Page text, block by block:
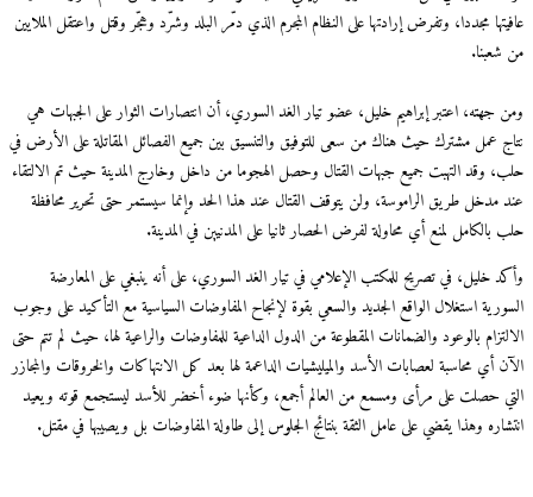
عافيتها مجددا، وتفرض إرادتها على النظام المجرم الذي دمّر البلد وشرّد وهجّر وقتل واعتقل الملايين
من شعبنا.
ومن جهته، اعتبر إبراهيم خليل، عضو تيار الغد السوري، أن انتصارات الثوار على الجبهات هي
نتاج عمل مشترك حيث هناك من سعى للتوفيق والتنسيق بين جميع الفصائل المقاتلة على الأرض في
حلب، وقد التهبت جميع جبهات القتال وحصل الهجوما من داخل وخارج المدينة حيث تم الالتقاء
عند مدخل طريق الراموسة، ولن يتوقف القتال عند هذا الحد وإنما سيستمر حتى تحرير محافظة
حلب بالكامل لمنع أي محاولة لفرض الحصار ثانيا على المدنيين في المدينة.
وأكد خليل، في تصريح للمكتب الإعلامي في تيار الغد السوري، على أنه ينبغي على المعارضة
السورية استغلال الواقع الجديد والسعي بقوة لإنجاح المفاوضات السياسية مع التأكيد على وجوب
الالتزام بالوعود والضمانات المقطوعة من الدول الداعية للمفاوضات والراعية لها، حيث لم تتم حتى
الآن أي محاسبة لعصابات الأسد والميليشيات الداعمة لها بعد كل الانتهاكات والخروقات والمجازر
التي حصلت على مرأى ومسمع من العالم أجمع، وكأنها ضوء أخضر للأسد ليستجمع قوته ويعيد
انتشاره وهذا يقضي على عامل الثقة بنتائج الجلوس إلى طاولة المفاوضات بل ويصيبها في مقتل.